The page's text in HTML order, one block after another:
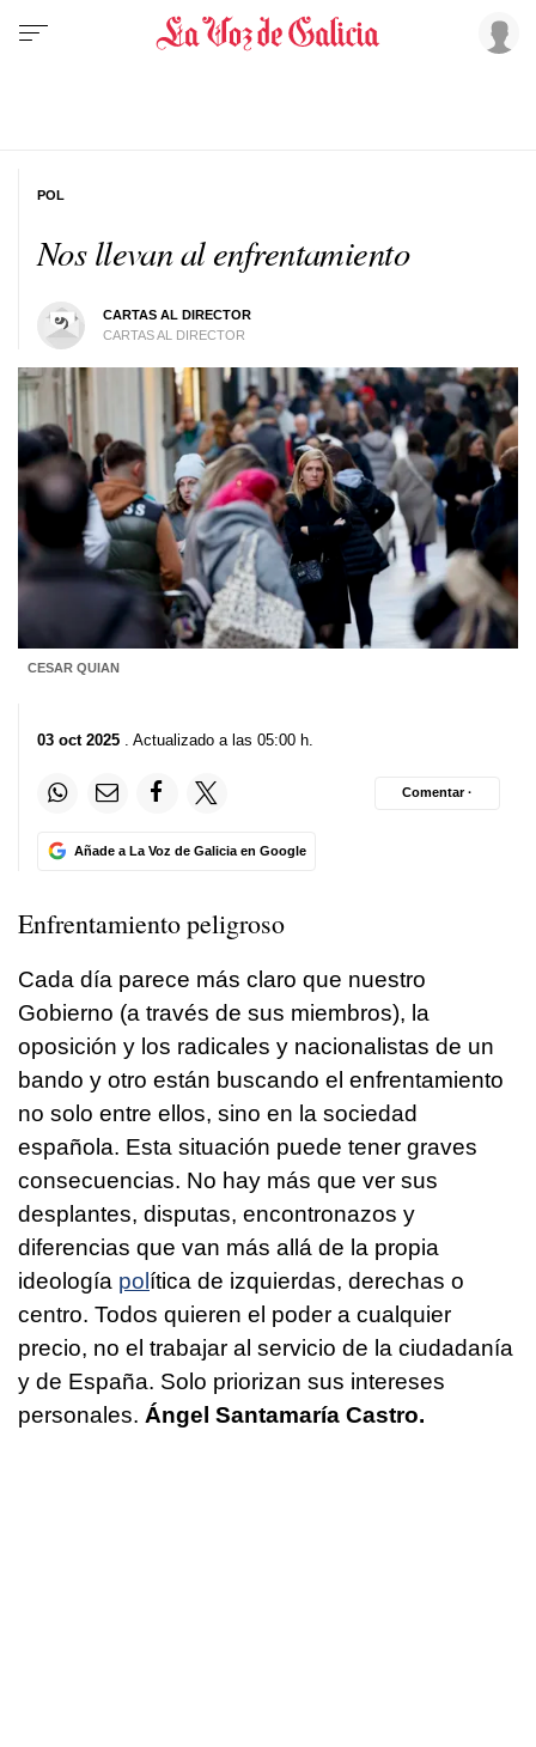
Nos llevan al enfrentamiento
CARTAS AL DIRECTOR
CARTAS AL DIRECTOR
POL
CESAR QUIAN
03 oct 2025 . Actualizado a las 05:00 h.
Añade a La Voz de Galicia en Google
Comentar ·
Enfrentamiento peligroso
Cada día parece más claro que nuestro
Gobierno (a través de sus miembros), la
oposición y los radicales y nacionalistas de un
bando y otro están buscando el enfrentamiento
no solo entre ellos, sino en la sociedad
española. Esta situación puede tener graves
consecuencias. No hay más que ver sus
desplantes, disputas, encontronazos y
diferencias que van más allá de la propia
ideología política de izquierdas, derechas o
centro. Todos quieren el poder a cualquier
precio, no el trabajar al servicio de la ciudadanía
y de España. Solo priorizan sus intereses
personales. Ángel Santamaría Castro.